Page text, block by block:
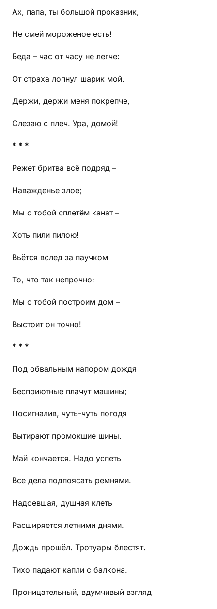
Ах, папа, ты большой проказник,
Не смей мороженое есть!
Беда – час от часу не легче:
От страха лопнул шарик мой.
Держи, держи меня покрепче,
Слезаю с плеч. Ура, домой!
* * *
Режет бритва всё подряд –
Наважденье злое;
Мы с тобой сплетём канат –
Хоть пили пилою!
Вьётся вслед за паучком
То, что так непрочно;
Мы с тобой построим дом –
Выстоит он точно!
* * *
Под обвальным напором дождя
Бесприютные плачут машины;
Посигналив, чуть-чуть погодя
Вытирают промокшие шины.
Май кончается. Надо успеть
Все дела подпоясать ремнями.
Надоевшая, душная клеть
Расширяется летними днями.
Дождь прошёл. Тротуары блестят.
Тихо падают капли с балкона.
Проницательный, вдумчивый взгляд